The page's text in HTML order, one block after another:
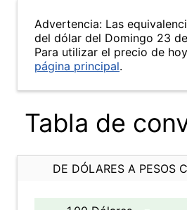
Advertencia: Las
del dólar del Domingo 23
Para utilizar el precio de
página principal.
Tabla de
DE DÓLARES A PESOS